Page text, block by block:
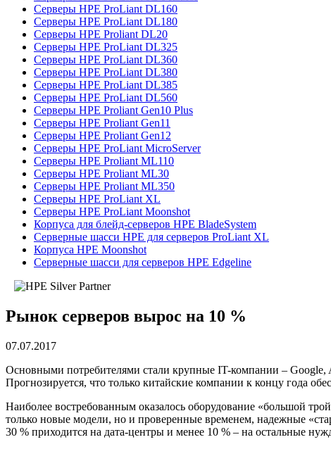
Серверы HPE ProLiant DL160
Серверы HPE ProLiant DL180
Серверы HPE Proliant DL20
Серверы HPE ProLiant DL325
Серверы HPE ProLiant DL360
Серверы HPE ProLiant DL380
Серверы HPE ProLiant DL385
Серверы HPE ProLiant DL560
Серверы HPE Proliant Gen10 Plus
Серверы HPE Proliant Gen11
Серверы HPE Proliant Gen12
Серверы HPE ProLiant MicroServer
Серверы HPE Proliant ML110
Серверы HPE Proliant ML30
Серверы HPE Proliant ML350
Серверы HPE ProLiant XL
Серверы HPE ProLiant Moonshot
Корпуса для блейд-серверов HPE BladeSystem
Серверные шасси HPE для серверов ProLiant XL
Корпуса HPE Moonshot
Серверные шасси для серверов HPE Edgeline
Рынок серверов вырос на 10 %
07.07.2017
Основными потребителями стали крупные IT-компании – Google,
Прогнозируется, что только китайские компании к концу года
Наиболее востребованным оказалось оборудование «большой
только новые модели, но и проверенные временем, надежные
30 % приходится на дата-центры и менее 10 % – на остальные